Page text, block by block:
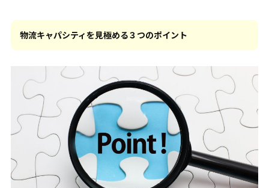
物流キャパシティを見極める３つのポイント